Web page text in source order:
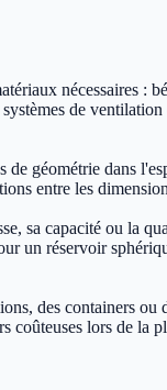
nécessaires
de
géométrie dans
entre les
sa capacité ou la
réservoir
des containers
coûteuses lors de la